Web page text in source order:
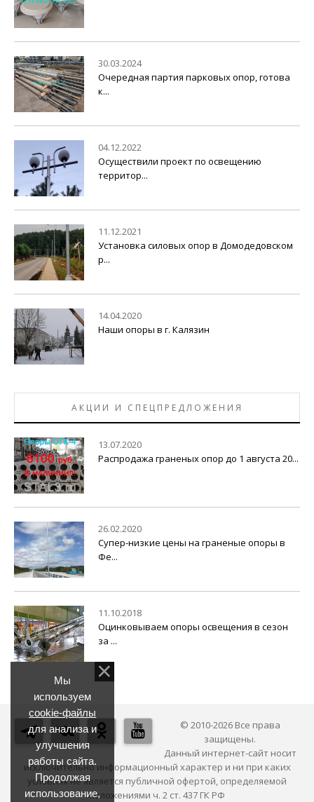
30.03.2024
Очередная партия парковых опор, готова
к...
04.12.2022
Осуществили проект по освещению
территор...
11.12.2021
Установка силовых опор в Домодедовском
р...
14.04.2020
Наши опоры в г. Калязин
АКЦИИ И СПЕЦПРЕДЛОЖЕНИЯ
13.07.2020
Распродажа граненых опор до 1 августа 20...
26.02.2020
Супер-низкие цены на граненые опоры в
Фе...
11.10.2018
Оцинковываем опоры освещения в сезон
за ...
© 2010-2026 Все права
защищены.
Данный интернет-сайт носит
исключительно информационный характер и ни при каких
условиях не является публичной офертой, определяемой
положениями ч. 2 ст. 437 ГК РФ
Мы
используем
cookie-файлы
для анализа и
улучшения
работы сайта.
Продолжая
использование,